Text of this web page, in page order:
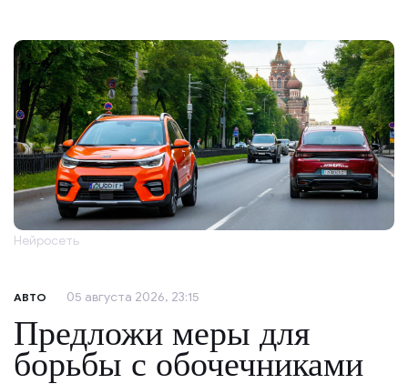
Нейросеть
АВТО 05 августа 2026, 23:15
Предложи меры для
борьбы с обочечниками